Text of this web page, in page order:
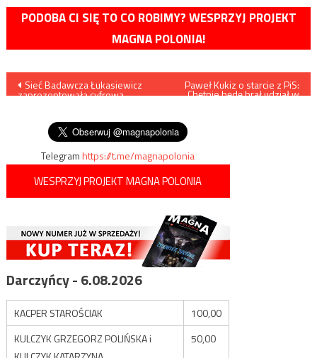
PODOBA CI SIĘ TO CO ROBIMY? WESPRZYJ PROJEKT
MAGNA POLONIA!
Nawigacja
Sieć Badawcza Łukasiewicz
zaprezentowała cyfrową
Paweł Kukiz o starcie z PiS:
Chętnie będę brał udział w
Telegramhttps://t.me/magnapolonia
WESPRZYJ PROJEKT MAGNA POLONIA
Darczyńcy - 6.08.2026
KACPER STAROŚCIAK
100,00
KULCZYK GRZEGORZ POLIŃSKA i
50,00